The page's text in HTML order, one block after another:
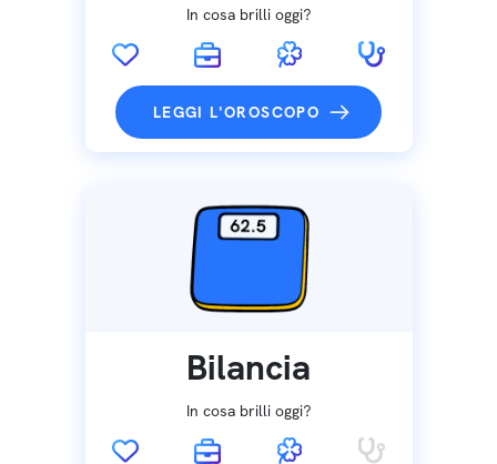
In cosa brilli oggi?
LEGGI L'OROSCOPO
Bilancia
In cosa brilli oggi?